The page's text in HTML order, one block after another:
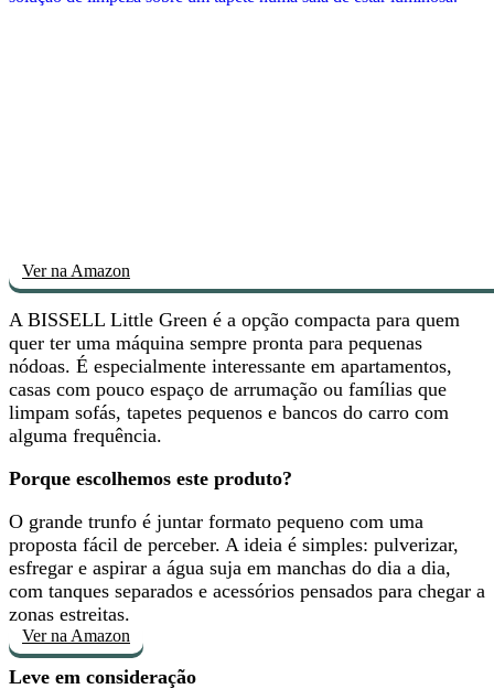
Ver na Amazon
A BISSELL Little Green é a opção compacta para quem
quer ter uma máquina sempre pronta para pequenas
nódoas. É especialmente interessante em apartamentos,
casas com pouco espaço de arrumação ou famílias que
limpam sofás, tapetes pequenos e bancos do carro com
alguma frequência.
Porque escolhemos este produto?
O grande trunfo é juntar formato pequeno com uma
proposta fácil de perceber. A ideia é simples: pulverizar,
esfregar e aspirar a água suja em manchas do dia a dia,
com tanques separados e acessórios pensados para chegar a
zonas estreitas.
Ver na Amazon
Leve em consideração